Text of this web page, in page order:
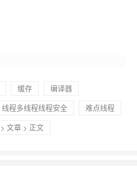
缓存
编译器
线程多线程线程安全
难点线程
> 文章 > 正文